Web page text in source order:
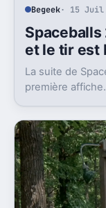
Begeek· 15 Juil
Spaceballs
et le tir est
La suite de
première